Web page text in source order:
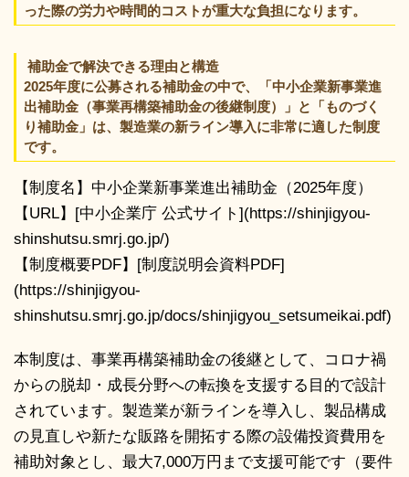
った際の労力や時間的コストが重大な負担になります。
補助金で解決できる理由と構造
2025年度に公募される補助金の中で、「中小企業新事業進
出補助金（事業再構築補助金の後継制度）」と「ものづく
り補助金」は、製造業の新ライン導入に非常に適した制度
です。
【制度名】中小企業新事業進出補助金（2025年度）
【URL】[中小企業庁 公式サイト](https://shinjigyou-
shinshutsu.smrj.go.jp/)
【制度概要PDF】[制度説明会資料PDF]
(https://shinjigyou-
shinshutsu.smrj.go.jp/docs/shinjigyou_setsumeikai.pdf)
本制度は、事業再構築補助金の後継として、コロナ禍
からの脱却・成長分野への転換を支援する目的で設計
されています。製造業が新ラインを導入し、製品構成
の見直しや新たな販路を開拓する際の設備投資費用を
補助対象とし、最大7,000万円まで支援可能です（要件